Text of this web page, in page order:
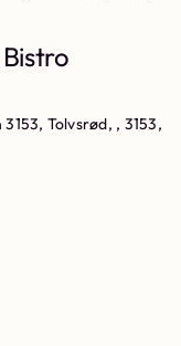
Tolvsrød, , 3153,